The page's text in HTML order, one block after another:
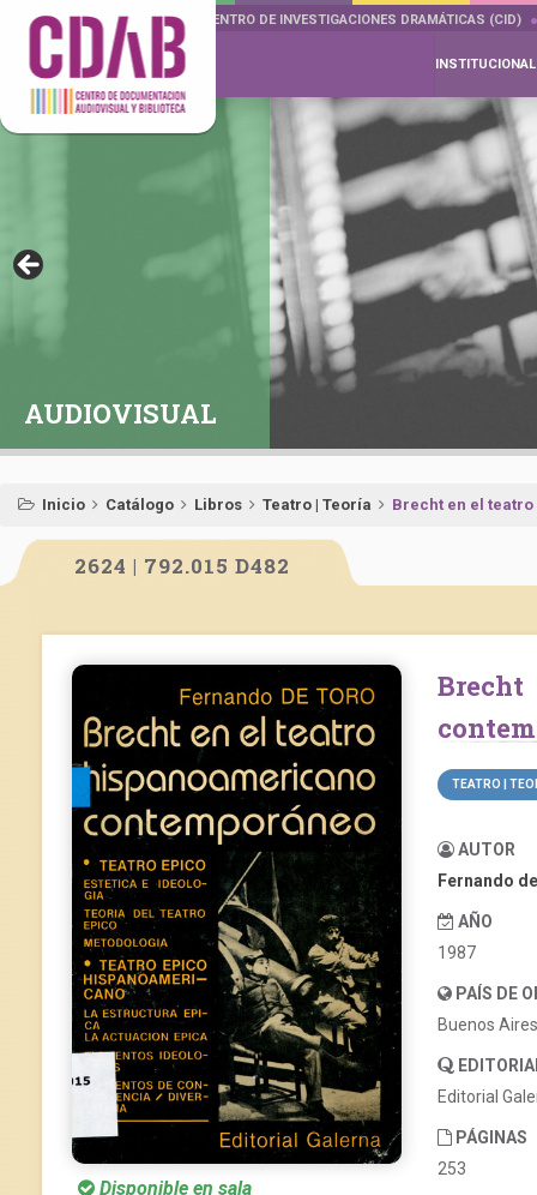
DOCUMENTA DRAMÁTICAS CENTRO DE INVESTIGACIONES DRAMÁTICAS (CID)
INSTITUCIONAL
AUDIOVISUAL
Inicio Catálogo Libros Teatro | Teoría Brecht en el
2624 | 792.015 D482
Disponible en sala
Brecht en el teatro hispanoamericano
TEATRO |
AUTOR
Fernando
AÑO
1987
PAÍS DE
Buenos
Editorial
PÁGINAS
253